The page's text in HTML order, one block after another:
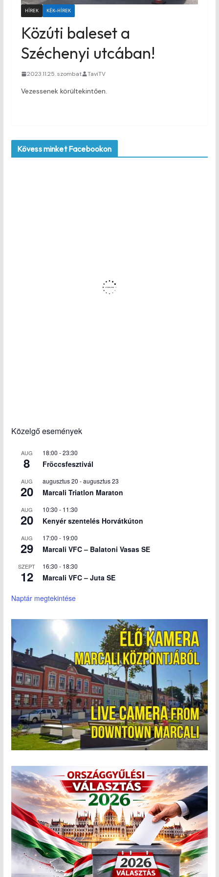
HÍREK KÉK-HÍREK
Közúti baleset a
Széchenyi utcában!
2023.11.25. szombat TaviTV
Vezessenek körültekintően.
Kövess minket Facebookon
Közelgő események
AUG
8
18:00 -23:30
Fröccsfesztivál
AUG
20
augusztus 20 -augusztus 23
Marcali Triatlon Maraton
AUG
20
10:30 - 11:30
Kenyér szentelés Horvátkúton
AUG
29
17:00 - 19:00
Marcali VFC – Balatoni Vasas SE
SZEPT
12
16:30 - 18:30
Marcali VFC – Juta SE
Naptár megtekintése